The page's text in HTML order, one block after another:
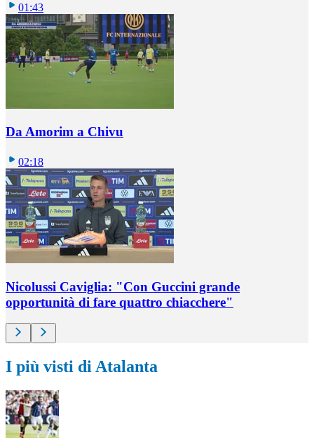
01:43
Da Amorim a Chivu
02:18
Nicolussi Caviglia: "Con Guccini grande
opportunità di fare quattro chiacchere"
I più visti di Atalanta